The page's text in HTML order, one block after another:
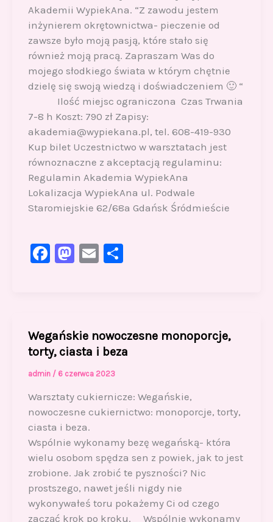
Akademii WypiekAna. “Z zawodu jestem
inżynierem okrętownictwa- pieczenie od
zawsze było moją pasją, które stało się
również moją pracą. Zapraszam Was do
mojego słodkiego świata w którym chętnie
dzielę się swoją wiedzą i doświadczeniem 🙂 “
Ilość miejsc ograniczona Czas Trwania
7-8 h Koszt: 790 zł Zapisy:
akademia@wypiekana.pl, tel. 608-419-930
Kup bilet Uczestnictwo w warsztatach jest
równoznaczne z akceptacją regulaminu:
Regulamin Akademia WypiekAna
Lokalizacja WypiekAna ul. Podwale
Staromiejskie 62/68a Gdańsk Śródmieście
F
b
o
o
k
M
d
o
n
E S
Wegańskie nowoczesne monoporcje,
torty, ciasta i beza
admin / 6 czerwca 2023
Warsztaty cukiernicze: Wegańskie,
nowoczesne cukiernictwo: monoporcje, torty,
ciasta i beza.
Wspólnie wykonamy bezę wegańską- która
wielu osobom spędza sen z powiek, jak to jest
zrobione. Jak zrobić te pyszności? Nic
prostszego, nawet jeśli nigdy nie
wykonywałeś toru pokażemy Ci od czego
zacząć krok po kroku. Wspólnie wykonamy